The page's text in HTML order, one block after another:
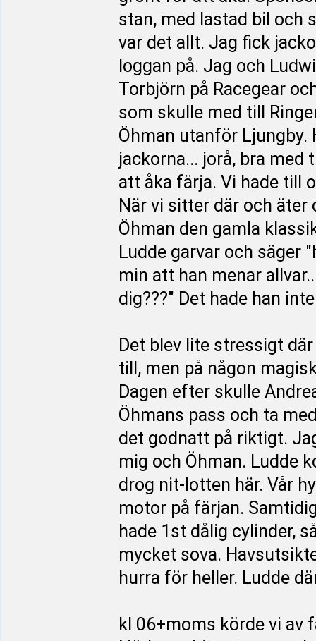
stan, med lastad bil och
var det allt. Jag fick
loggan på. Jag och
Torbjörn på Racegear
som skulle med till
Öhman utanför Ljungby.
jackorna... jorå, bra med
att åka färja. Vi hade till
När vi sitter där och
Öhman den gamla
Ludde garvar och säger
min att han menar
dig???" Det hade han
Det blev lite stressigt
till, men på någon
Dagen efter skulle
Öhmans pass och ta
det godnatt på riktigt.
mig och Öhman. Ludde
drog nit-lotten här. Vår
motor på färjan.
hade 1st dålig cylinder,
mycket sova.
hurra för heller. Ludde
kl 06+moms körde vi av